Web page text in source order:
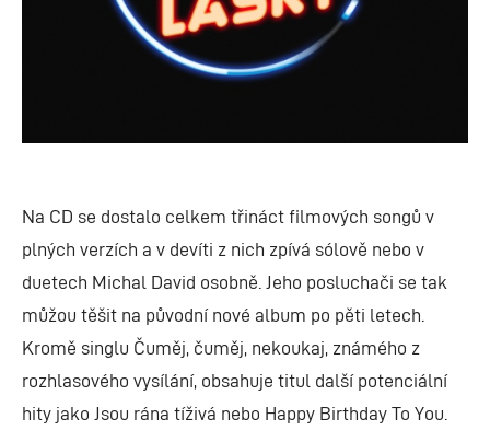
Na CD se dostalo celkem třináct filmových songů v
plných verzích a v devíti z nich zpívá sólově nebo v
duetech Michal David osobně. Jeho posluchači se tak
můžou těšit na původní nové album po pěti letech.
Kromě singlu Čuměj, čuměj, nekoukaj, známého z
rozhlasového vysílání, obsahuje titul další potenciální
hity jako Jsou rána tíživá nebo Happy Birthday To You.